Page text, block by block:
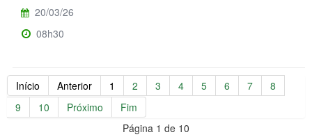
20/03/26
08h30
Início Anterior 1 2 3 4 5 6 7
8
9
10 Próximo
Fim
Página 1 de 10